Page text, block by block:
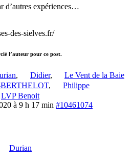
d’autres expériences…
des-sielves.fr/
l’auteur pour ce post.
, Didier,
Le Vent de la Baie
,
Philippe
LVP Benoit
à 9 h 17 min #10461074
Durian